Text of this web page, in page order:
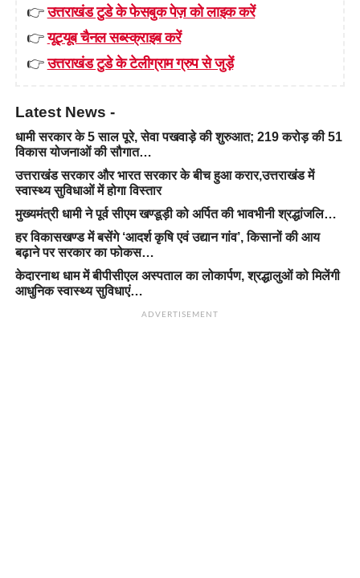
👉उत्तराखंड टुडे के फेसबुक पेज़ को लाइक करें
👉यूट्यूब चैनल सब्स्क्राइब करें
👉उत्तराखंड टुडे के टेलीग्राम ग्रुप से जुड़ें
Latest News -
धामी सरकार के 5 साल पूरे, सेवा पखवाड़े की शुरुआत; 219 करोड़ की 51
विकास योजनाओं की सौगात…
उत्तराखंड सरकार और भारत सरकार के बीच हुआ करार,उत्तराखंड में
स्वास्थ्य सुविधाओं में होगा विस्तार
मुख्यमंत्री धामी ने पूर्व सीएम खण्डूड़ी को अर्पित की भावभीनी श्रद्धांजलि…
हर विकासखण्ड में बसेंगे ‘आदर्श कृषि एवं उद्यान गांव’, किसानों की आय
बढ़ाने पर सरकार का फोकस…
केदारनाथ धाम में बीपीसीएल अस्पताल का लोकार्पण, श्रद्धालुओं को मिलेंगी
आधुनिक स्वास्थ्य सुविधाएं…
ADVERTISEMENT